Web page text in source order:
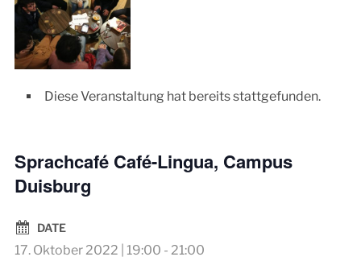
Diese Veranstaltung hat bereits stattgefunden.
Sprachcafé Café-Lingua, Campus
Duisburg
DATE
17. Oktober 2022 | 19:00 - 21:00